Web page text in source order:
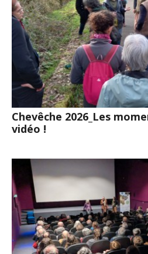
Chevêche 2026_Les
vidéo !